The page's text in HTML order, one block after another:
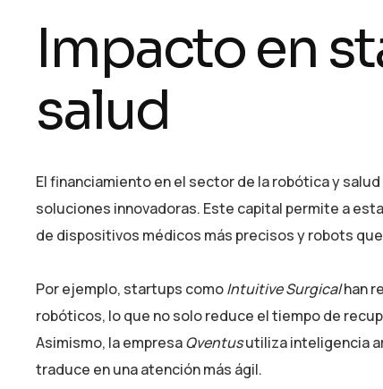
Impacto en
salud
El financiamiento en el sector de la robótica y
soluciones innovadoras. Este capital permite a
de dispositivos médicos más precisos y robots
Por ejemplo, startups comoIntuitive Surgicalhan
robóticos, lo que no solo reduce el tiempo de
Asimismo, la empresaQventusutiliza inteligencia
traduce en una atención más ágil.